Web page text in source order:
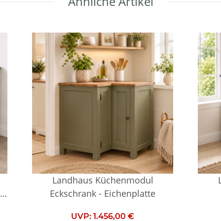
Landhaus Küchenmodul
Eckschrank - Eichenplatte
UVP: 1.456,00 €